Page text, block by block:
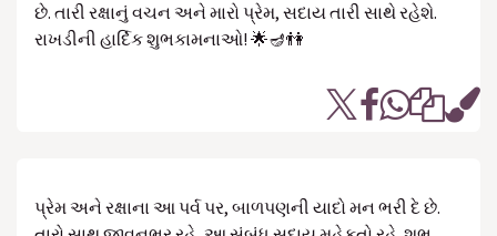
છે. તારી રક્ષાનું વચન અને મારો પ્રેમ, સદાય તારી સાથે રહેશે.
રાખડીની હાર્દિક શુભકામનાઓ! 🌟🪔👫
પ્રેમ અને રક્ષાના આ પર્વ પર, બાળપણની યાદો મન ભરી દે છે.